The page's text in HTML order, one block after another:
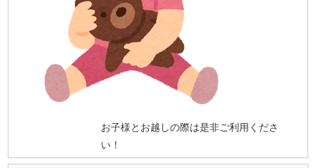
お子様とお越しの際は是非ご利用くださ
い！